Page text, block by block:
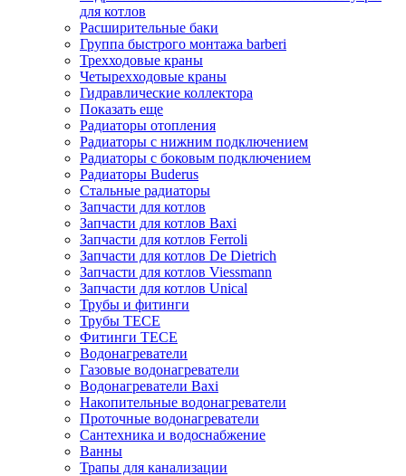
для котлов
Расширительные баки
Группа быстрого монтажа barberi
Трехходовые краны
Четырехходовые краны
Гидравлические коллектора
Показать еще
Радиаторы отопления
Радиаторы с нижним подключением
Радиаторы с боковым подключением
Радиаторы Buderus
Стальные радиаторы
Запчасти для котлов
Запчасти для котлов Baxi
Запчасти для котлов Ferroli
Запчасти для котлов De Dietrich
Запчасти для котлов Viessmann
Запчасти для котлов Unical
Трубы и фитинги
Трубы TECE
Фитинги TECE
Водонагреватели
Газовые водонагреватели
Водонагреватели Baxi
Накопительные водонагреватели
Проточные водонагреватели
Сантехника и водоснабжение
Ванны
Трапы для канализации